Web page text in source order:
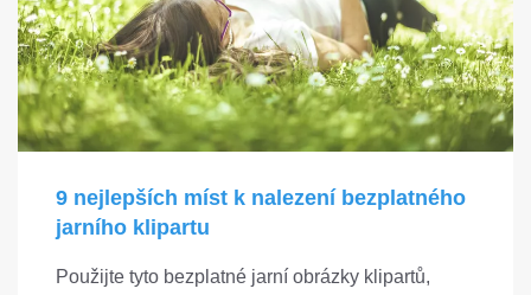
9 nejlepších míst k nalezení bezplatného
jarního klipartu
Použijte tyto bezplatné jarní obrázky klipartů,